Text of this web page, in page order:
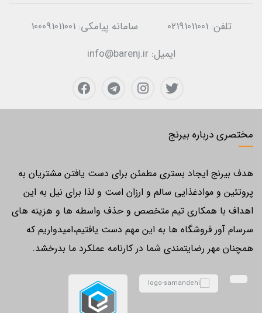
تلفن:02191011001 سامانه پیامکی:100091011001
ایمیل:info@barenj.ir
مختصری درباره بیرنج
هدف بیرنج ایجاد بستری مطمئن برای دست یافتن مشتریان به
پروتئین و موادغذایی سالم و ارزان است و لذا برای نیل به این
اهداف با همکاری تیم متخصص و حذف واسطه ها و هزینه های
سرسام آور فروشگاه ها به این مهم دست یافتیم،امیدواریم که
همچنان مهر رضایتمندی شما در کارنامه عملکرد ما بدرخشد.